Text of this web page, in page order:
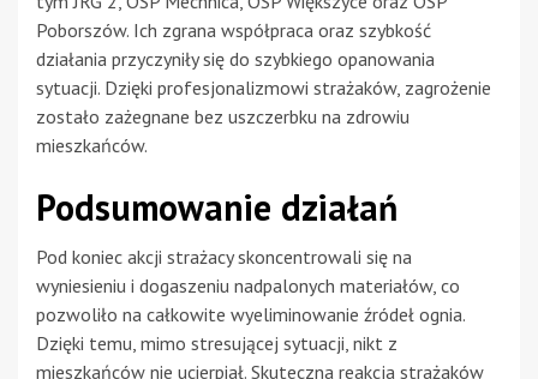
Poborszów. Ich zgrana współpraca oraz szybkość
działania przyczyniły się do szybkiego opanowania
sytuacji. Dzięki profesjonalizmowi strażaków, zagrożenie
zostało zażegnane bez uszczerbku na zdrowiu
mieszkańców.
Podsumowanie działań
Pod koniec akcji strażacy skoncentrowali się na
wyniesieniu i dogaszeniu nadpalonych materiałów, co
pozwoliło na całkowite wyeliminowanie źródeł ognia.
Dzięki temu, mimo stresującej sytuacji, nikt z
mieszkańców nie ucierpiał. Skuteczna reakcja strażaków